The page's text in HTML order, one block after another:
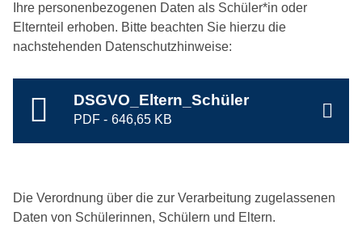
Ihre personenbezogenen Daten als Schüler*in oder
Elternteil erhoben. Bitte beachten Sie hierzu die
nachstehenden Datenschutzhinweise:
DSGVO_Eltern_Schüler
646,65 KB
Die Verordnung über die zur Verarbeitung zugelassenen
Daten von Schülerinnen, Schülern und Eltern.